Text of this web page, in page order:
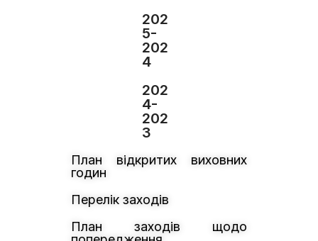
202
5-
202
4
202
4-
202
3
План відкритих виховних
годин
Перелік заходів
План заходів щодо